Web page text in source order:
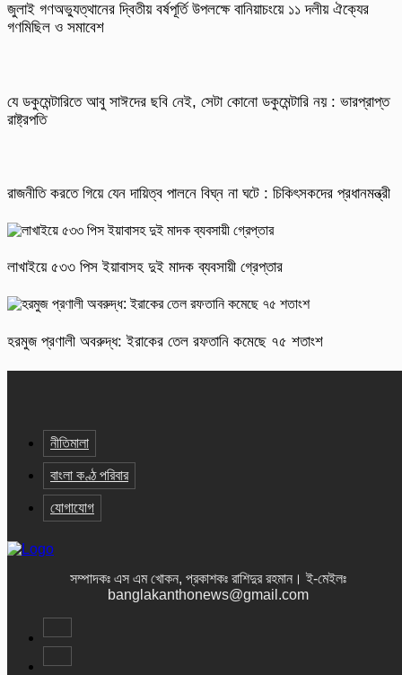
জুলাই গণঅভ্যুত্থানের দ্বিতীয় বর্ষপূর্তি উপলক্ষে বানিয়াচংয়ে ১১ দলীয় ঐক্যের
গণমিছিল ও সমাবেশ
যে ডকুমেন্টারিতে আবু সাঈদের ছবি নেই, সেটা কোনো ডকুমেন্টারি নয় : ভারপ্রাপ্ত
রাষ্ট্রপতি
রাজনীতি করতে গিয়ে যেন দায়িত্ব পালনে বিঘ্ন না ঘটে : চিকিৎসকদের প্রধানমন্ত্রী
লাখাইয়ে ৫৩৩ পিস ইয়াবাসহ দুই মাদক ব্যবসায়ী গ্রেপ্তার
হরমুজ প্রণালী অবরুদ্ধ: ইরাকের তেল রফতানি কমেছে ৭৫ শতাংশ
নীতিমালা
বাংলা কণ্ঠ পরিবার
যোগাযোগ
সম্পাদকঃ এস এম খোকন, প্রকাশকঃ রাশিদুর রহমান । ই-মেইলঃ
banglakanthonews@gmail.com